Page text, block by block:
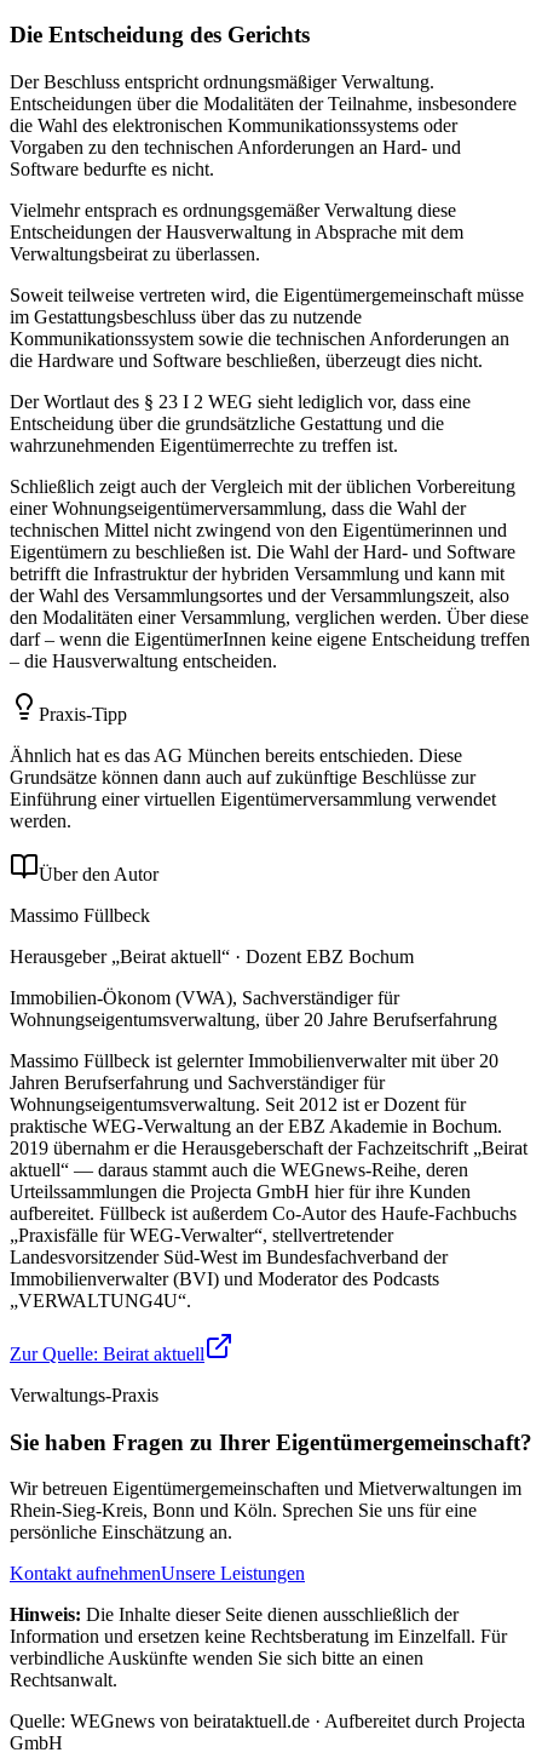
Die Entscheidung des Gerichts
Der Beschluss entspricht ordnungsmäßiger Verwaltung.
Entscheidungen über die Modalitäten der Teilnahme, insbesondere
die Wahl des elektronischen Kommunikationssystems oder
Vorgaben zu den technischen Anforderungen an Hard- und
Software bedurfte es nicht.
Vielmehr entsprach es ordnungsgemäßer Verwaltung diese
Entscheidungen der Hausverwaltung in Absprache mit dem
Verwaltungsbeirat zu überlassen.
Soweit teilweise vertreten wird, die Eigentümergemeinschaft müsse
im Gestattungsbeschluss über das zu nutzende
Kommunikationssystem sowie die technischen Anforderungen an
die Hardware und Software beschließen, überzeugt dies nicht.
Der Wortlaut des § 23 I 2 WEG sieht lediglich vor, dass eine
Entscheidung über die grundsätzliche Gestattung und die
wahrzunehmenden Eigentümerrechte zu treffen ist.
Schließlich zeigt auch der Vergleich mit der üblichen Vorbereitung
einer Wohnungseigentümerversammlung, dass die Wahl der
technischen Mittel nicht zwingend von den Eigentümerinnen und
Eigentümern zu beschließen ist. Die Wahl der Hard- und Software
betrifft die Infrastruktur der hybriden Versammlung und kann mit
der Wahl des Versammlungsortes und der Versammlungszeit, also
den Modalitäten einer Versammlung, verglichen werden. Über diese
darf – wenn die EigentümerInnen keine eigene Entscheidung treffen
– die Hausverwaltung entscheiden.
Praxis-Tipp
Ähnlich hat es das AG München bereits entschieden. Diese
Grundsätze können dann auch auf zukünftige Beschlüsse zur
Einführung einer virtuellen Eigentümerversammlung verwendet
werden.
Über den Autor
Massimo Füllbeck
Herausgeber „Beirat aktuell“ · Dozent EBZ Bochum
Immobilien-Ökonom (VWA), Sachverständiger für
Wohnungseigentumsverwaltung, über 20 Jahre Berufserfahrung
Massimo Füllbeck ist gelernter Immobilienverwalter mit über 20
Jahren Berufserfahrung und Sachverständiger für
Wohnungseigentumsverwaltung. Seit 2012 ist er Dozent für
praktische WEG-Verwaltung an der EBZ Akademie in Bochum.
2019 übernahm er die Herausgeberschaft der Fachzeitschrift „Beirat
aktuell“ — daraus stammt auch die WEGnews-Reihe, deren
Urteilssammlungen die Projecta GmbH hier für ihre Kunden
aufbereitet. Füllbeck ist außerdem Co-Autor des Haufe-Fachbuchs
„Praxisfälle für WEG-Verwalter“, stellvertretender
Landesvorsitzender Süd-West im Bundesfachverband der
Immobilienverwalter (BVI) und Moderator des Podcasts
„VERWALTUNG4U“.
Zur Quelle: Beirat aktuell
Verwaltungs-Praxis
Sie haben Fragen zu Ihrer Eigentümergemeinschaft?
Wir betreuen Eigentümergemeinschaften und Mietverwaltungen im
Rhein-Sieg-Kreis, Bonn und Köln. Sprechen Sie uns für eine
persönliche Einschätzung an.
Kontakt aufnehmenUnsere Leistungen
Hinweis: Die Inhalte dieser Seite dienen ausschließlich der
Information und ersetzen keine Rechtsberatung im Einzelfall. Für
verbindliche Auskünfte wenden Sie sich bitte an einen
Rechtsanwalt.
Quelle: WEGnews von beirataktuell.de · Aufbereitet durch Projecta
GmbH